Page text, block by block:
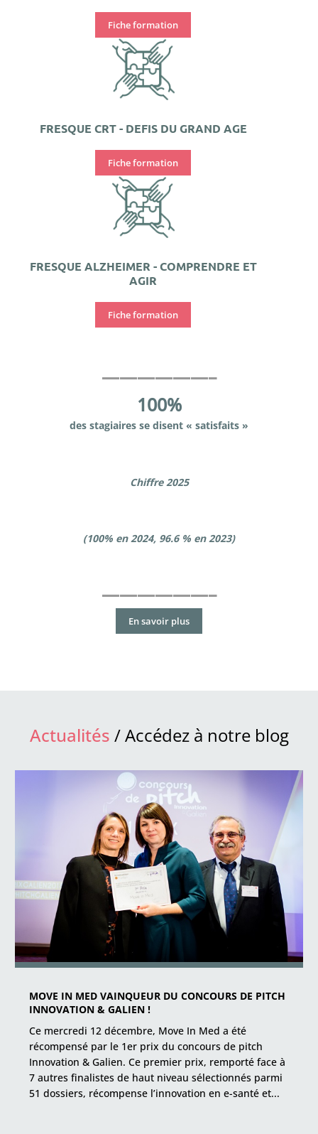
Fiche formation
FRESQUE CRT - DEFIS DU GRAND AGE
Fiche formation
FRESQUE ALZHEIMER - COMPRENDRE ET
AGIR
Fiche formation
——————–
100%
des stagiaires se disent « satisfaits »
Chiffre 2025
(100% en 2024, 96.6 % en 2023)
——————–
En savoir plus
Actualités / Accédez à notre blog
MOVE IN MED VAINQUEUR DU CONCOURS DE PITCH
INNOVATION & GALIEN !
Ce mercredi 12 décembre, Move In Med a été
récompensé par le 1er prix du concours de pitch
Innovation & Galien. Ce premier prix, remporté face à
7 autres finalistes de haut niveau sélectionnés parmi
51 dossiers, récompense l’innovation en e-santé et...